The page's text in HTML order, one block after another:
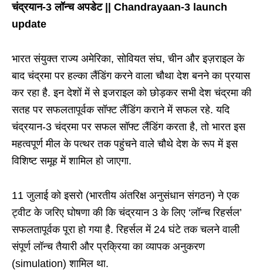
चंद्रयान-3 लॉन्च अपडेट || Chandrayaan-3 launch
update
भारत संयुक्त राज्य अमेरिका, सोवियत संघ, चीन और इज़राइल के
बाद चंद्रमा पर हल्का लैंडिंग करने वाला चौथा देश बनने का प्रयास
कर रहा है. इन देशों में से इजराइल को छोड़कर सभी देश चंद्रमा की
सतह पर सफलतापूर्वक सॉफ्ट लैंडिंग कराने में सफल रहे. यदि
चंद्रयान-3 चंद्रमा पर सफल सॉफ्ट लैंडिंग करता है, तो भारत इस
महत्वपूर्ण मील के पत्थर तक पहुंचने वाले चौथे देश के रूप में इस
विशिष्ट समूह में शामिल हो जाएगा.
11 जुलाई को इसरो (भारतीय अंतरिक्ष अनुसंधान संगठन) ने एक
ट्वीट के जरिए घोषणा की कि चंद्रयान 3 के लिए ‘लॉन्च रिहर्सल’
सफलतापूर्वक पूरा हो गया है. रिहर्सल में 24 घंटे तक चलने वाली
संपूर्ण लॉन्च तैयारी और प्रक्रिया का व्यापक अनुकरण
(simulation) शामिल था.